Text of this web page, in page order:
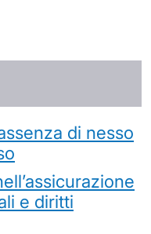
di nesso
e diritti